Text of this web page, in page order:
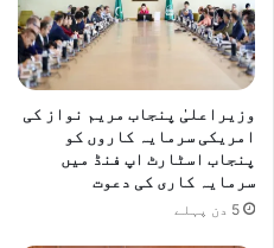
وزیراعلیٰ پنجاب مریم نواز کی
امریکی سرمایہ کاروں کو
پنجاب اسٹارٹ اپ فنڈ میں
سرمایہ کاری کی دعوت
5 دن پہلے